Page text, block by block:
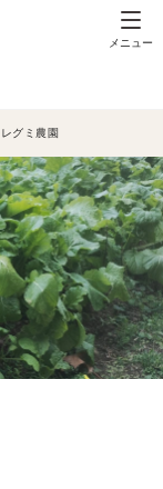
メニュー
レグミ農園